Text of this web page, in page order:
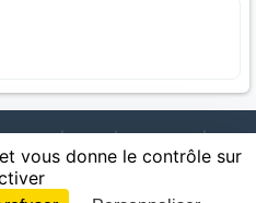
| Carte | Communes |
| Zones protégées | Forets |
vous donne le contrôle sur